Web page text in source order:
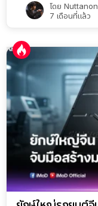
โดย
7 เดือนที่แล้ว